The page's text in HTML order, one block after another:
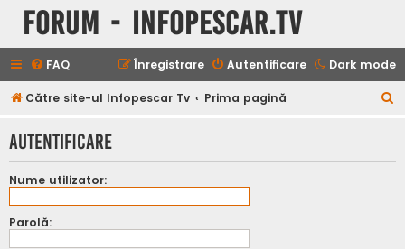
Forum - InfoPescar.Tv
Dark mode
FAQ Autentificare
Înregistrare
Către site-ul Infopescar Tv Prima pagină
t
Autentificare
Nume utilizator:
Parolă: